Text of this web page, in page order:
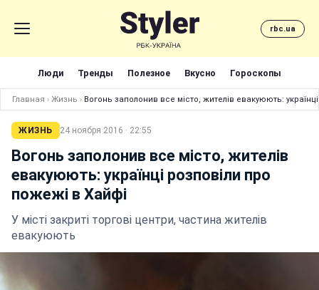
rbc.ua
Люди Тренды Полезное Вкусно Гороскопы
Главная › Жизнь › Вогонь заполонив все місто, жителів евакуюють:
ЖИЗНЬ 24 ноября 2016 · 22:55
Вогонь заполонив все місто, жителів
евакуюють: українці розповіли про
пожежі в Хайфі
У місті закриті торгові центри, частина жителів
евакуюють